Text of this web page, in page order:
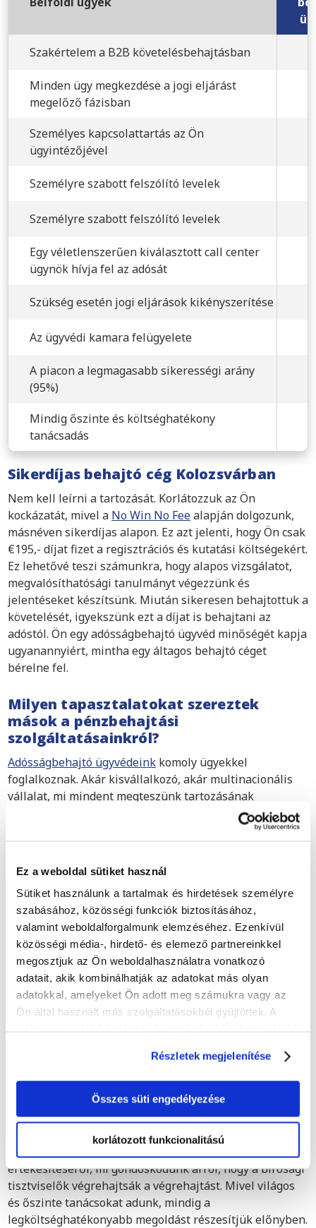
Ez a weboldal sütiket használ
Sütiket használunk a tartalmak és hirdetések személyre
szabásához, közösségi funkciók biztosításához,
valamint weboldalforgalmunk elemzéséhez. Ezenkívül
közösségi média-, hirdető- és elemező partnereinkkel
megosztjuk az Ön weboldalhasználatra vonatkozó
adatait, akik kombinálhatják az adatokat más olyan
adatokkal, amelyeket Ön adott meg számukra vagy az
Ön által használt más szolgáltatásokból gyűjtöttek. A
Részletek megjelenítése
Összes süti engedélyezése
korlátozott funkcionalitású
Szakértelem a B2B követelésbehajtásban
Minden ügy megkezdése a jogi eljárást
megelőző fázisban
Személyes kapcsolattartás az Ön
ügyintézőjével
Személyre szabott felszólító levelek
Személyre szabott felszólító levelek
Egy véletlenszerűen kiválasztott call center
ügynök hívja fel az adósát
Szükség esetén jogi eljárások kikényszerítése
Az ügyvédi kamara felügyelete
A piacon a legmagasabb sikerességi arány
(95%)
Mindig őszinte és költséghatékony
tanácsadás
Sikerdíjas behajtó cég Kolozsvárban
Nem kell leírni a tartozását. Korlátozzuk az Ön
kockázatát, mivel a No Win No Feealapján dolgozunk,
másnéven sikerdíjas alapon. Ez azt jelenti, hogy Ön csak
€195,- díjat fizet a regisztrációs és kutatási költségekért.
Ez lehetővé teszi számunkra, hogy alapos vizsgálatot,
megvalósíthatósági tanulmányt végezzünk és
jelentéseket készítsünk. Miután sikeresen behajtottuk a
követelését, igyekszünk ezt a díjat is behajtani az
adóstól. Ön egy adósságbehajtó ügyvéd minőségét kapja
ugyanannyiért, mintha egy áltagos behajtó céget
bérelne fel.
Milyen tapasztalatokat szereztek
mások a pénzbehajtási
szolgáltatásainkról?
Adósságbehajtó ügyvédeink komoly ügyekkel
foglalkoznak. Akár kisvállalkozó, akár multinacionális
vállalat, mi mindent megteszünk tartozásának
behajtásáért. Egyetlen cég sem maradhat kifizetés
Olvassa el itt, mit
Segítség nyújtás jogi adósságrendezési
eljárásokban Kolozsvárban
Mindig számíthat szolgáltatásainkra mind a bíróságon
kívüli, mind a bírósági adósságrendezési eljárásokban
Romániáegész területén. Adósságbehajtó ügyvédeink
jogi eljárásokban is segítenek Önnek Kolozsvárban:
Kis értékű követelésekkel kapcsolatos eljárás
Miután megszereztük a hivatalos bírósági végzést;
gondoskodunk az ítéletnek megfelelő végrehajtásról.
Legyen szó az adós vagyonának lefoglalásáról,
tulajdonjog fenntartásáról vagy akár áruk nyilvános
értékesítéséről, mi gondoskodunk arról, hogy a bírósági
tisztviselők végrehajtsák a végrehajtást. Mivel világos
és őszinte tanácsokat adunk, mindig a
legköltséghatékonyabb megoldást részesítjük előnyben.